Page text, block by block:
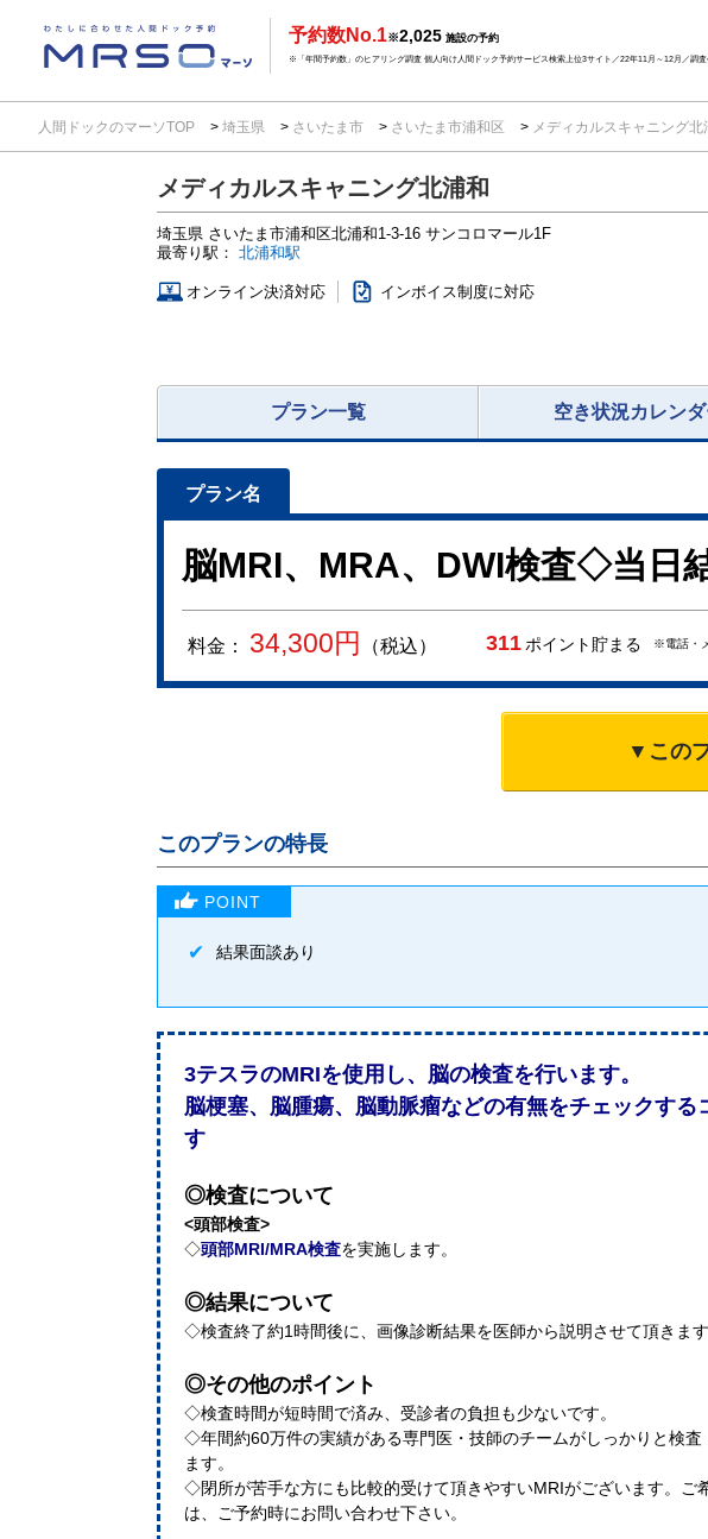
予約数No.1※2,025 施設の予約
※「年間予約数」のヒアリング調査 個人向け人間ドック予約サービス検索上位3サイト／22年11月～12月／調査
人間ドックのマーソTOP 埼玉県 さいたま市 さいたま市浦和区 メディカルスキャニング北
メディカルスキャニング北浦和
埼玉県 さいたま市浦和区北浦和1-3-16 サンコロマール1F
最寄り駅： 北浦和駅
オンライン決済対応 インボイス制度に対応
プラン一覧 空き状況カレン
脳MRI、MRA、DWI検査◇当日
料金： 34,300円 （税込） 311 ポイント貯まる ※電話・
▼この
このプランの特長
結果面談あり
3テスラのMRIを使用し、脳の検査を行います。
脳梗塞、脳腫瘍、脳動脈瘤などの有無をチェックする
す
◎検査について
<頭部検査>
◇頭部MRI/MRA検査を実施します。
◎結果について
◇検査終了約1時間後に、画像診断結果を医師から説明させて頂きます
◎その他のポイント
◇検査時間が短時間で済み、受診者の負担も少ないです。
◇年間約60万件の実績がある専門医・技師のチームがしっかりと検査
ます。
◇閉所が苦手な方にも比較的受けて頂きやすいMRIがございます。ご
は、ご予約時にお問い合わせ下さい。